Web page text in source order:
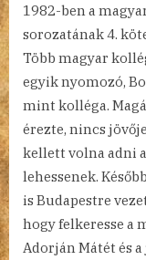
1982-ben a
sorozatának 4.
Több magyar
egyik nyomozó,
mint kolléga.
érezte, nincs
kellett volna adni
lehessenek.
is Budapestre
hogy felkeresse a
Adorján Mátét és